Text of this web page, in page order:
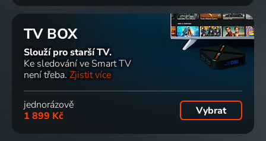
TV BOX
Slouží pro starší TV.
Ke sledování ve Smart TV
není třeba. Zjistit více
jednorázově
1 899 Kč
Vybrat